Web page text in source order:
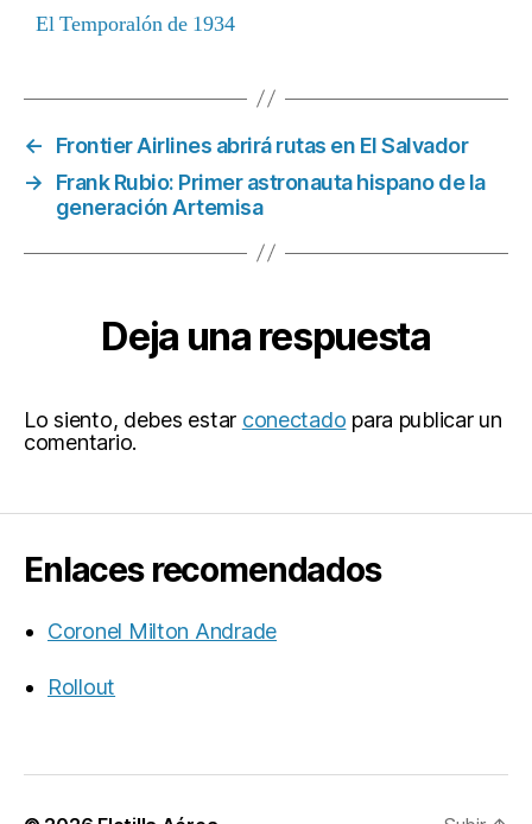
El Temporalón de 1934
←
Frontier Airlines abrirá rutas en El Salvador
→
Frank Rubio: Primer astronauta hispano de la
generación Artemisa
Deja una respuesta
Lo siento, debes estar conectado para publicar un
comentario.
Enlaces recomendados
Coronel Milton Andrade
Rollout